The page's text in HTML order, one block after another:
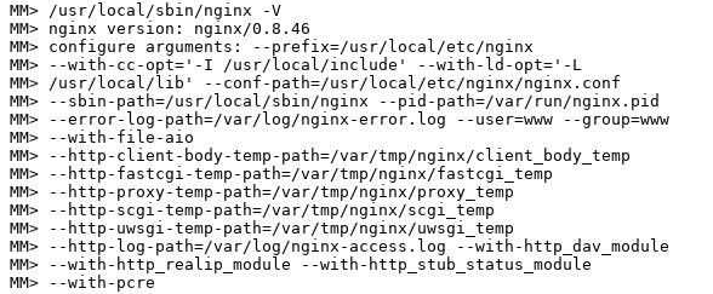
ММ> /usr/local/sbin/nginx -V
ММ> nginx version: nginx/0.8.46
ММ> configure arguments: --prefix=/usr/local/etc/nginx
ММ> --with-cc-opt='-I /usr/local/include' --with-ld-opt='-L
ММ> /usr/local/lib' --conf-path=/usr/local/etc/nginx/nginx.conf
ММ> --sbin-path=/usr/local/sbin/nginx --pid-path=/var/run/nginx.pid
ММ> --error-log-path=/var/log/nginx-error.log --user=www --group=www
ММ> --with-file-aio
ММ> --http-client-body-temp-path=/var/tmp/nginx/client_body_temp
ММ> --http-fastcgi-temp-path=/var/tmp/nginx/fastcgi_temp
ММ> --http-proxy-temp-path=/var/tmp/nginx/proxy_temp
ММ> --http-scgi-temp-path=/var/tmp/nginx/scgi_temp
ММ> --http-uwsgi-temp-path=/var/tmp/nginx/uwsgi_temp
ММ> --http-log-path=/var/log/nginx-access.log --with-http_dav_module
ММ> --with-http_realip_module --with-http_stub_status_module
ММ> --with-pcre